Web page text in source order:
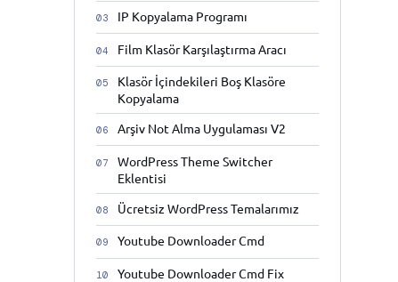
IP Kopyalama Programı
Film Klasör Karşılaştırma Aracı
Klasör İçindekileri Boş Klasöre
Kopyalama
Arşiv Not Alma Uygulaması V2
WordPress Theme Switcher
Eklentisi
Ücretsiz WordPress Temalarımız
Youtube Downloader Cmd
Youtube Downloader Cmd Fix